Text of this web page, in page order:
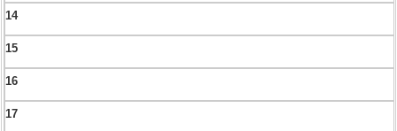
14
15
16
17